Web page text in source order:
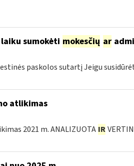
sumokėti mokesčių ar
paskolos sutartį Jeigu
atlikimas
2021 m. ANALIZUOTA IR